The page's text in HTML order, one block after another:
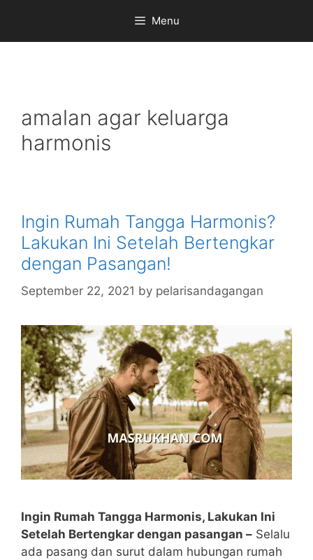
content
Menu
amalan agar keluarga
harmonis
Ingin Rumah Tangga Harmonis?
Lakukan Ini Setelah Bertengkar
dengan Pasangan!
September 22, 2021 by pelarisandagangan
Ingin Rumah Tangga Harmonis, Lakukan Ini
Setelah Bertengkar dengan pasangan – Selalu
ada pasang dan surut dalam hubungan rumah